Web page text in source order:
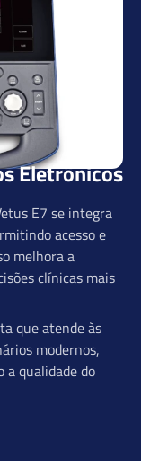
Eletrônicos
E7 se integra
acesso e
melhora a
clínicas mais
que atende às
modernos,
a qualidade do